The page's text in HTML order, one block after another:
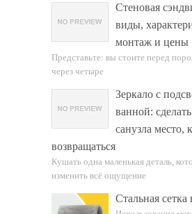
Стеновая
виды,
монтаж и цены
Представьте: вы стоите перед
через четыре
Зеркало с
ванной:
санузла место,
возвращаться
Кушать одна маленькая деталь,
изменить всё ощущение
Стальная сетка